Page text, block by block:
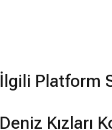
İlgili Platform
Deniz Kızları